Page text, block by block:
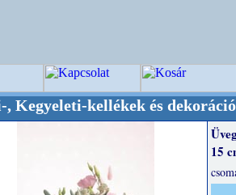
kellékek és dekoráció!
15